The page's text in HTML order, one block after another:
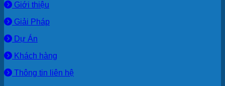
Giới thiệu
Giải Pháp
Dự Án
Khách hàng
Thông tin liên hệ